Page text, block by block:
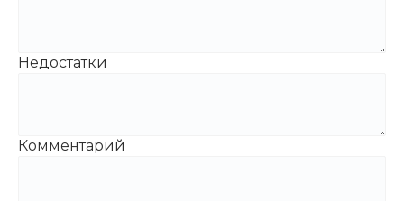
Недостатки
Комментарий